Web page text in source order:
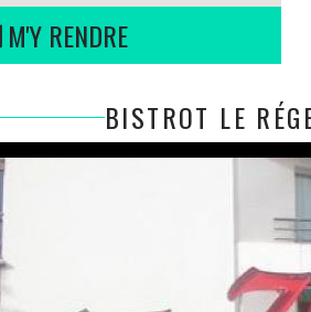
M'Y RENDRE
BISTROT LE